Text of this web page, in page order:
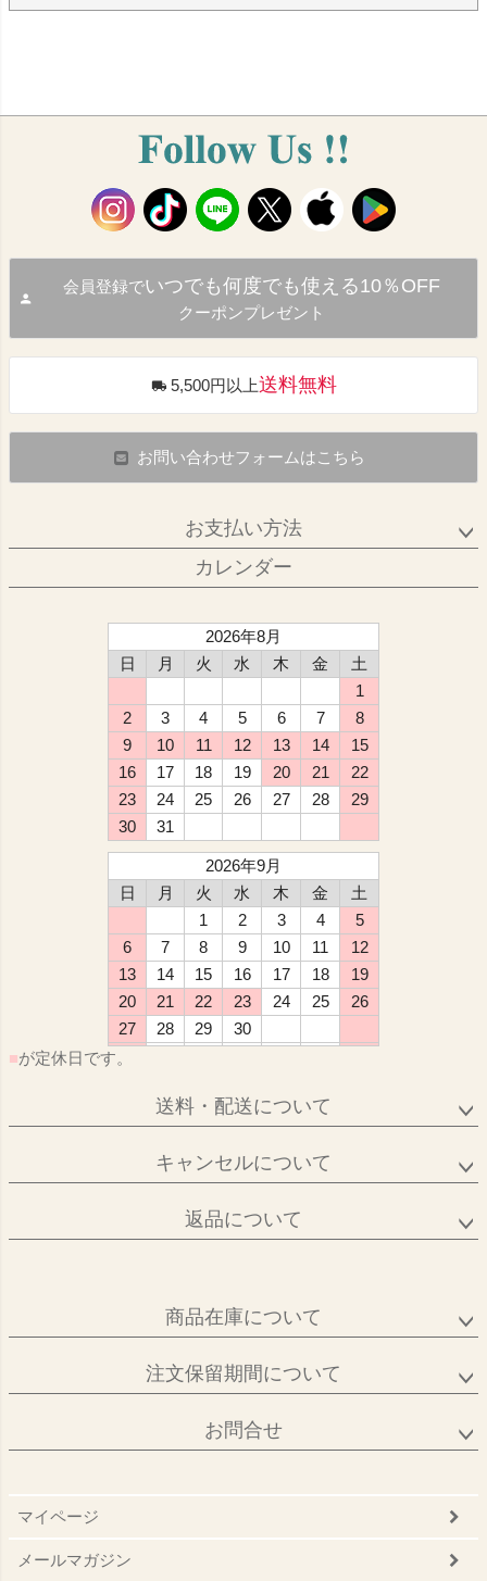
会員登録でいつでも何度でも使える10％OFF
クーポンプレゼント
5,500円以上送料無料
お問い合わせフォームはこちら
お支払い方法
カレンダー
2026年8月
日
月 火 水 木 金
土
1
2
3 4 5 6 7
8
9
10 11 12 13 14
15
16
17 18 19 20 21
22
23
24 25 26 27 28
29
30
31
2026年9月
日
月 火 水 木 金
土
1
2 3 4
5
6
7 8 9 10 11
12
13
14 15 16 17 18
19
20
21 22 23 24 25
26
27
28 29
30
■が定休日です。
送料・配送について
キャンセルについて
返品について
商品在庫について
注文保留期間について
お問合せ
マイページ
メールマガジン